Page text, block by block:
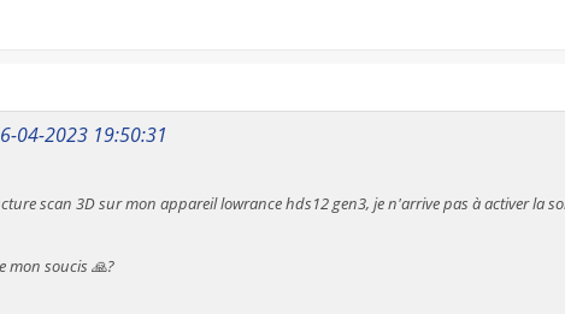
04-2023 19:50:31
scan 3D sur mon appareil lowrance hds12 gen3, je n'arrive pas à activer la
mon soucis 🙏?